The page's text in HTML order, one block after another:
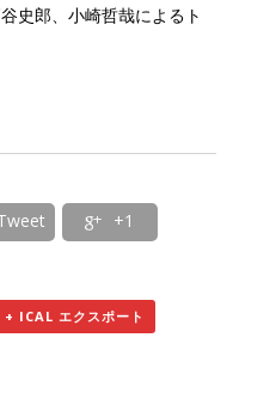
史郎、小崎哲哉によるト
 +1
+ ICAL エクスポート